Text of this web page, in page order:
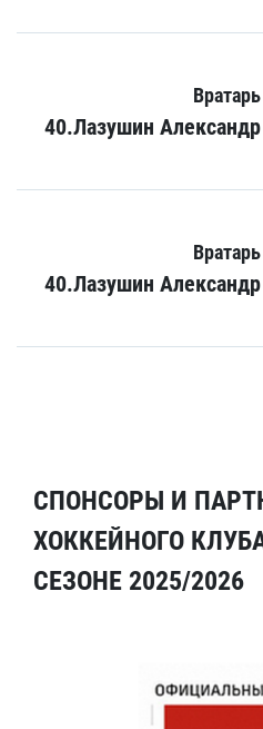
Вратарь
40.Лазушин Александр
Вратарь
40.Лазушин Александр
СПОНСОРЫ И
ХОККЕЙНОГО
СЕЗОНЕ 2025/2026